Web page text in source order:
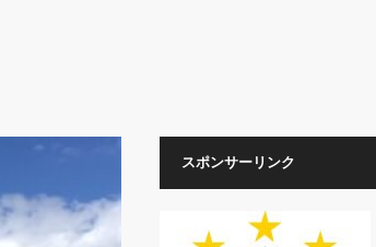
スポンサーリンク